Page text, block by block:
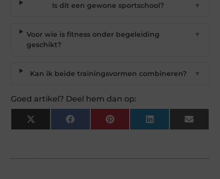
Is dit een gewone sportschool? ▼
Voor wie is fitness onder begeleiding
geschikt?
▼
Kan ik beide trainingsvormen combineren? ▼
Goed artikel? Deel hem dan op:
X
(Twitter)
Facebook Pinterest LinkedIn Email